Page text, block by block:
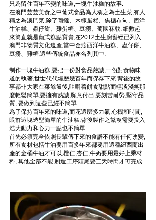
只為留住百年不變的味道,一塊牛油糕的故事.
在澳門芸芸美食之中葡式食品為人稱之為土生菜,有人
稱之為澳門菜,除了葡撻、木糠蛋糕、焦糖布甸、西洋
牛油糕、蟲仔餅、雞蛋糖、豆撈、葡國冧戟. 細數起
來簡直就是葡式糕點寶貴,在2012土生廚藝經已列入
澳門非物質文化遺產,當中金燕西洋牛油糕、蟲仔餅、
豆撈、雞糖,這些傳統食品亦名列其中.
制作一塊牛油糕,要把一份對食品熱誠,一份對食物味
道的執著,世世代代經歷幾百年而保存下來.背後的故
事都非大家在菜餘飯後,咀嚼着餅食甜點而輕淡淺笑那
麼輕鬆簡單,要擁有熱誠,願意付出,要刻苦耐勞,堅守品
質, 要做到這些已經不簡單.
為了保持百年來的味道,而花這麼多力氣,心機和時間,
眼前這塊造型簡單的牛油糕,背後製作之繁複需要投入
浩大動力和心力一點也不簡單.
首先必須完全依照長輩傳下來的食譜不能有任何改變,
所有食材包括牛油要用百多年來都要用這種紐西蘭出
產的金桶牛油才可以,欖仁,杏仁,牛奶要用最好上乘材
料, 其他全部不能,制造工序頭尾要三天時間才可完成